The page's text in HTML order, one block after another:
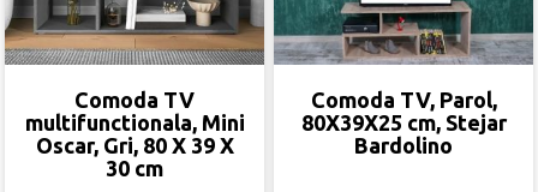
Comoda TV
multifunctionala, Mini
Oscar, Gri, 80 X 39 X
30 cm
Comoda TV, Parol,
80X39X25 cm, Stejar
Bardolino